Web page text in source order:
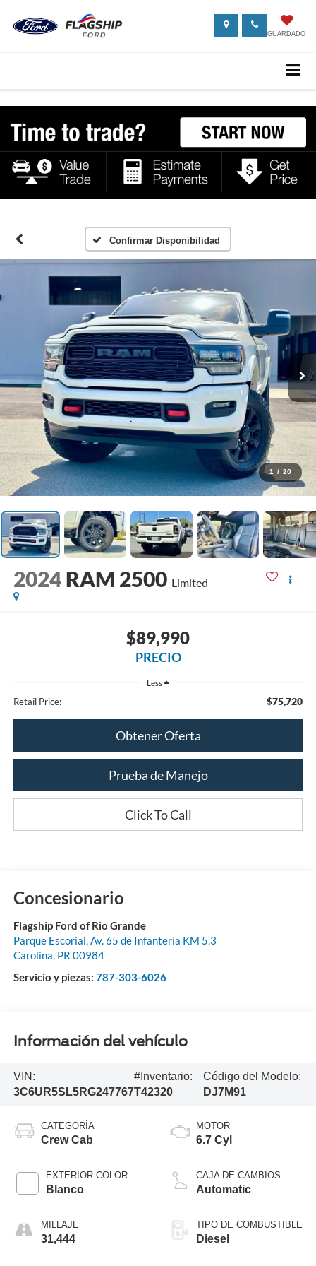
GUARDADO
Confirmar Disponibilidad
1 / 20
2024 RAM 2500 Limited
$89,990
PRECIO
Less
Retail Price: $75,720
Obtener Oferta
Prueba de Manejo
Click To Call
Concesionario
Flagship Ford of Rio Grande
Parque Escorial, Av. 65 de Infantería KM 5.3
Carolina PR 00984
Servicio y piezas: 787-303-6026
Información del vehículo
VIN:
3C6UR5SL5RG247767
#Inventario:
T42320
Código del Modelo:
DJ7M91
CATEGORÍA
Crew Cab
EXTERIOR COLOR
Blanco
MILLAJE
31,444
MOTOR
6.7 Cyl
CAJA DE CAMBIOS
Automatic
TIPO DE COMBUSTIBLE
Diesel